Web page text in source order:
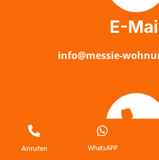
E-
info@messie-
Anrufen WhatsAPP